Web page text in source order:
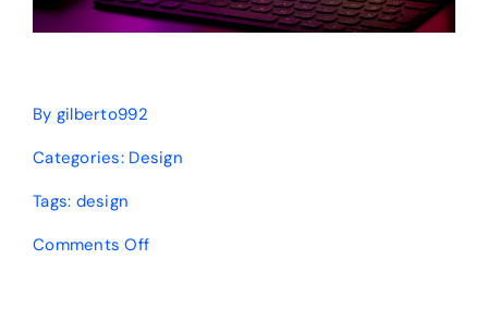
By gilberto992
Categories: Design
Tags: design
Comments Offon